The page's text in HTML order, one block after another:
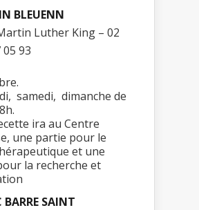
BLEUENN
Luther King – 02
05 93
samedi, dimanche de
ira au Centre
une partie pour le
et une
la recherche et
BARRE SAINT